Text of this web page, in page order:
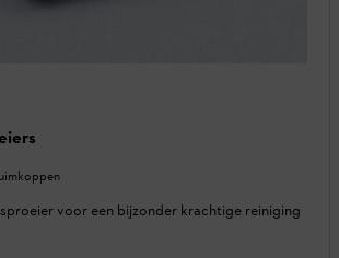
voor een bijzonder krachtige reiniging